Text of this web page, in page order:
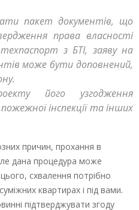
пакет документів, що
права власності
з БТІ, заяву на
може бути доповнений,
його узгодження
інспекції та інших
причин, прохання в
дана процедура може
схвалення потрібно
квартирах і під вами.
підтверджувати згоду